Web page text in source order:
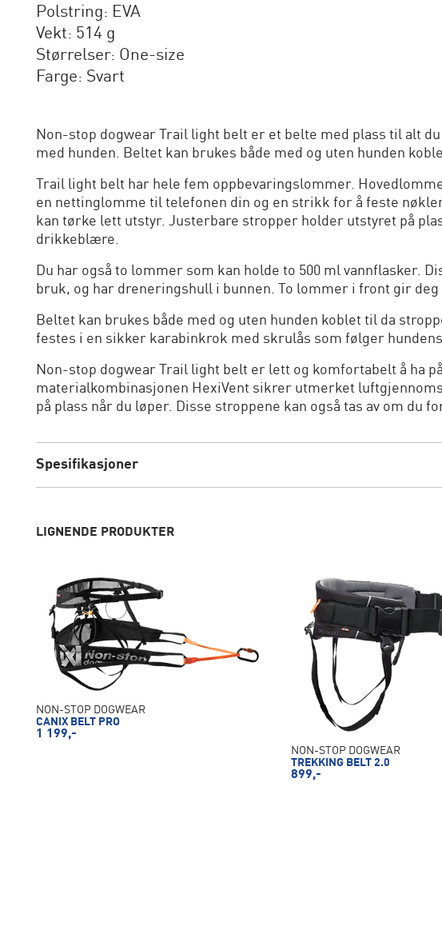
Polstring: EVA
Vekt: 514 g
Størrelser: One-size
Farge: Svart
Non-stop dogwear Trail light belt er et belte med plass til alt
med hunden. Beltet kan brukes både med og uten hunden
Trail light belt har hele fem oppbevaringslommer.
en nettinglomme til telefonen din og en strikk for å feste
kan tørke lett utstyr. Justerbare stropper holder utstyret på
drikkeblære.
Du har også to lommer som kan holde to 500 ml vannflasker.
bruk, og har dreneringshull i bunnen. To lommer i front gir
Beltet kan brukes både med og uten hunden koblet til da
festes i en sikker karabinkrok med skrulås som følger
Non-stop dogwear Trail light belt er lett og komfortabelt å ha
materialkombinasjonen HexiVent sikrer utmerket
på plass når du løper. Disse stroppene kan også tas av om du
Spesifikasjoner
LIGNENDE PRODUKTER
NON-STOP DOGWEAR
CANIX BELT PRO
1 199,-
NON-STOP DOGWEAR
TREKKING BELT 2.0
899,-